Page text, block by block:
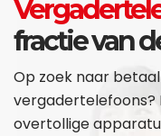
fractie van
Op zoek naar
vergadertelefoons?
overtollige